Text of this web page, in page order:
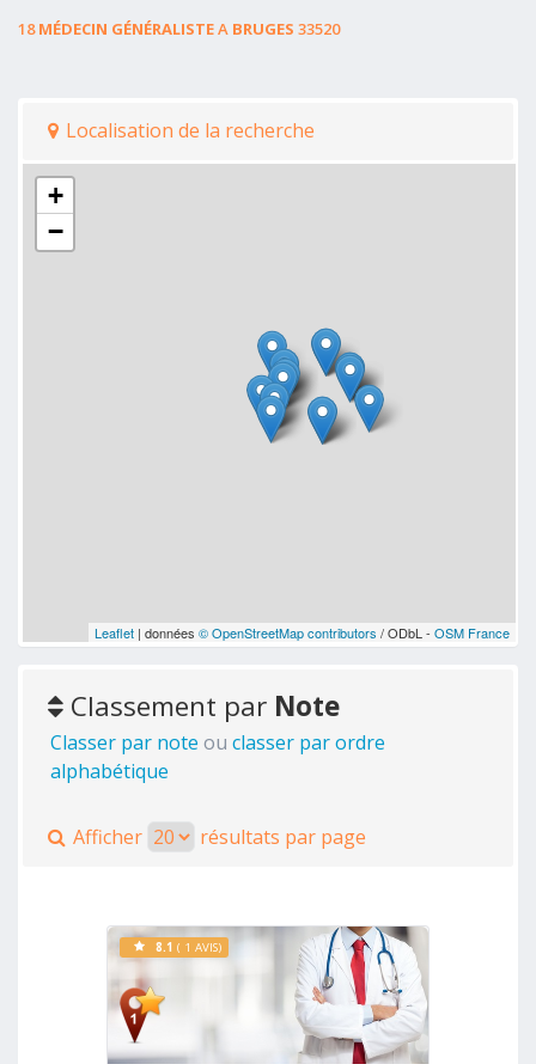
18MÉDECIN GÉNÉRALISTEA BRUGES 33520
Localisation de la recherche
+
−
Leaflet| données © OpenStreetMap contributors / ODbL - OSM France
Classement par Note
Classer par note ou classer par ordre
alphabétique
Afficher résultats par page
Voir
8.1 ( 1 AVIS)